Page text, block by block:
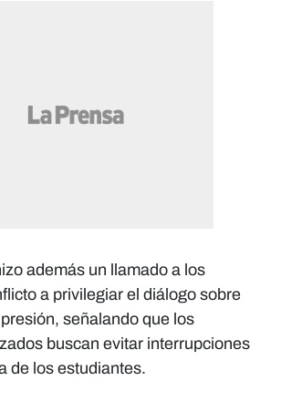
además un llamado a los
a privilegiar el diálogo sobre
señalando que los
buscan evitar interrupciones
de los estudiantes.